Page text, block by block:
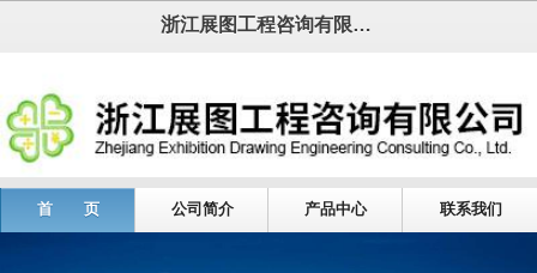
浙江展图工程咨询有限公司
首 页 公司简介 产品中心 联系我们